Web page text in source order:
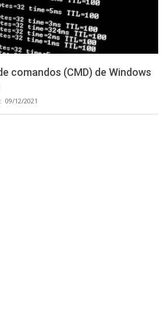
comandos (CMD) de Windows
09/12/2021